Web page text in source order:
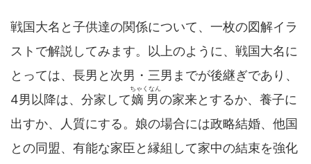
戦国大名と子供達の関係について、一枚の図解イラ
ストで解説してみます。以上のように、戦国大名に
とっては、長男と次男・三男までが後継ぎであり、
4男以降は、分家して嫡男
ちゃくなん
の家来とするか、養子に
出すか、人質にする。娘の場合には政略結婚、他国
との同盟、有能な家臣と縁組して家中の結束を強化